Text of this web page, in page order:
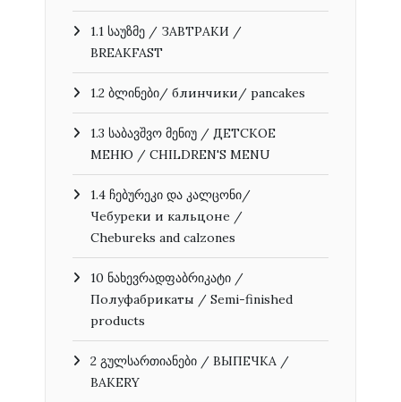
1.1 საუზმე / ЗАВТРАКИ /
BREAKFAST
1.2 ბლინები/ блинчики/ pancakes
1.3 საბავშვო მენიუ / ДЕТСКОЕ
МЕНЮ / CHILDREN'S MENU
1.4 ჩებურეკი და კალცონი/
Чебуреки и кальцоне /
Chebureks and calzones
10 ნახევრადფაბრიკატი /
Полуфабрикаты / Semi-finished
products
2 გულსართიანები / ВЫПЕЧКА /
BAKERY